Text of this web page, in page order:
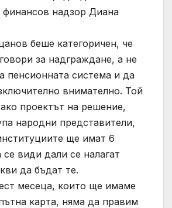
финансов надзор Диана
беше категоричен, че
за надграждане, а не
пенсионната система и да
внимателно. Той
проектът на решение,
народни представители,
ще имат 6
види дали се налагат
да бъдат те.
месеца, които ще имаме
карта, няма да правим